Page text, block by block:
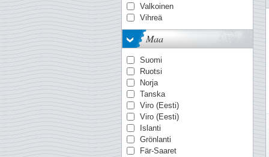
MICHEL
Stanley Gibbons
Yvert & Tellier
Valkoinen
Vihreä
Maa
Suomi
Ruotsi
Norja
Tanska
Viro (Eesti)
Viro (Eesti)
Islanti
Grönlanti
Fär-Saaret